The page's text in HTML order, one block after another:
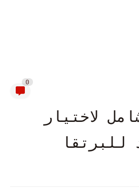
0
لاختيار
للبرتقا